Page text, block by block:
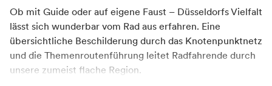
Container
Ob mit Guide oder auf eigene Faust – Düsseldorfs Vielfalt
lässt sich wunderbar vom Rad aus erfahren. Eine
übersichtliche Beschilderung durch das Knotenpunktnetz
und die Themenroutenführung leitet Radfahrende durch
unsere zumeist flache Region.